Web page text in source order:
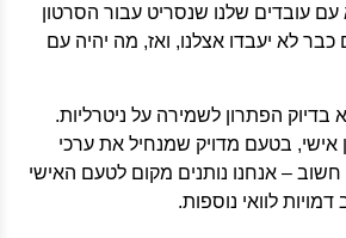
עם עובדים שלנו שנסריט עבור הסרטון
לא יעבדו אצלנו, ואז, מה יהיה עם
בדיוק הפתרון לשמירה על ניטרליות.
אישי, בטעם מדויק שמנחיל את ערכי
– אנחנו נותנים מקום לטעם האישי
לוואי נוספות.